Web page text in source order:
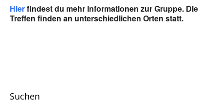
Hierfindest du mehr Informationen zur Gruppe. Die
Treffen finden an unterschiedlichen Orten statt.
Suchen